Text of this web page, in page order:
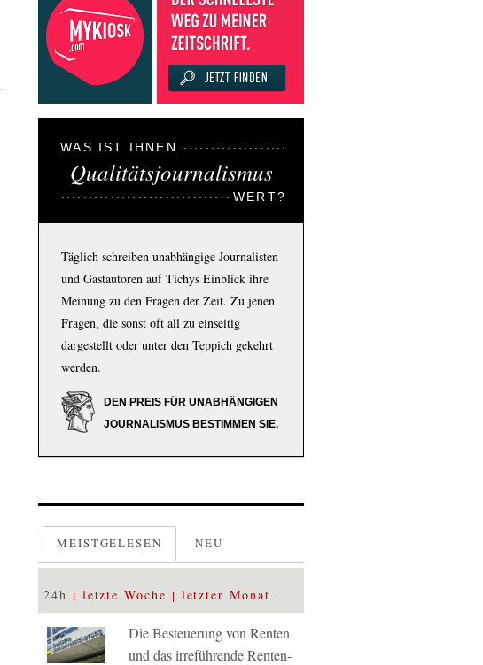
WAS IST IHNEN
Qualitätsjournalismus
WERT?
Täglich schreiben unabhängige Journalisten
und Gastautoren auf Tichys Einblick ihre
Meinung zu den Fragen der Zeit. Zu jenen
Fragen, die sonst oft all zu einseitig
dargestellt oder unter den Teppich gekehrt
werden.
DEN PREIS FÜR UNABHÄNGIGEN
JOURNALISMUS BESTIMMEN SIE.
MEISTGELESEN NEU
24h letzte Woche letzter Monat
Die Besteuerung von Renten
und das irreführende Renten-